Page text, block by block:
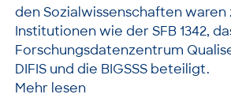
den Sozialwissenschaften waren
Institutionen wie der SFB 1342,
Forschungsdatenzentrum
DIFIS und die BIGSSS beteiligt.
Mehr lesen